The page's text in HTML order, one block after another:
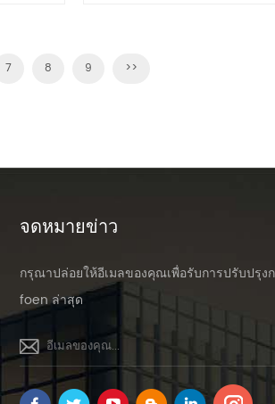
7 8 9 >>
จดหมายข่าว
กรุณาปล่อยให้อีเมลของคุณเพื่อรับการปรับปรุง
foen ล่าสุด